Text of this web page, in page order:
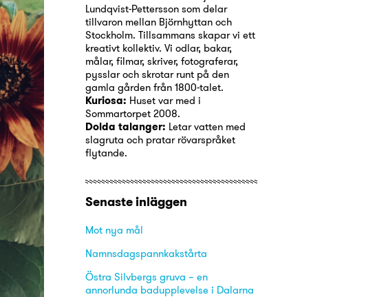
Lundqvist-Pettersson som delar
tillvaron mellan Björnhyttan och
Stockholm. Tillsammans skapar vi ett
kreativt kollektiv. Vi odlar, bakar,
målar, filmar, skriver, fotograferar,
pysslar och skrotar runt på den
gamla gården från 1800-talet.
Kuriosa: Huset var med i
Sommartorpet 2008.
Dolda talanger: Letar vatten med
slagruta och pratar rövarspråket
flytande.
Senaste inläggen
Mot nya mål
Namnsdagspannkakstårta
Östra Silvbergs gruva – en
annorlunda badupplevelse i Dalarna